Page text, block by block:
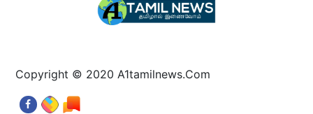
Copyright © 2020 A1tamilnews.Com